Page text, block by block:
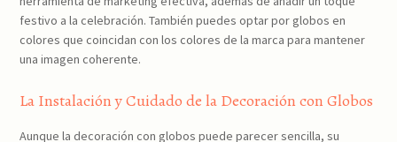
festivo a la celebración. También puedes optar por globos en
colores que coincidan con los colores de la marca para mantener
una imagen coherente.
La Instalación y Cuidado de la Decoración con Globos
Aunque la decoración con globos puede parecer sencilla, su